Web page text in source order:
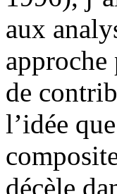
aux
de
l’idée
décèle